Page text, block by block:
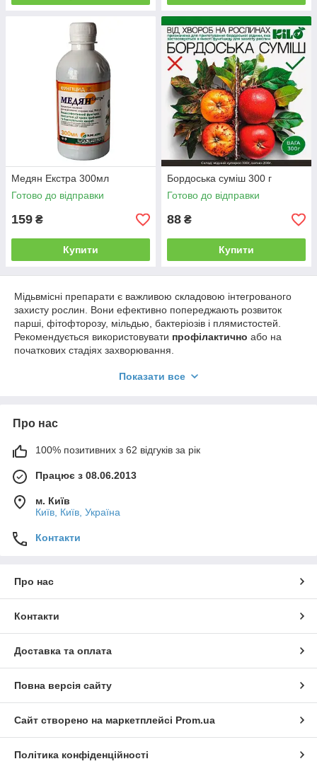
Медян Екстра 300мл
Готово до відправки
159 ₴
Купити
Бордоська суміш 300 г
Готово до відправки
88 ₴
Купити
Мідьвмісні препарати є важливою складовою інтегрованого
захисту рослин. Вони ефективно попереджають розвиток
парші, фітофторозу, мільдью, бактеріозів і плямистостей.
Рекомендується використовувати профілактично або на
початкових стадіях захворювання.
Київ, Львів, Харків, Дніпро, Одеса, Полтава та інші міста.
Показати все
Про нас
100% позитивних з 62 відгуків за рік
Працює з 08.06.2013
м. Київ
Київ, Київ, Україна
Контакти
Про нас
Контакти
Доставка та оплата
Повна версія сайту
Сайт створено на маркетплейсі Prom.ua
Політика конфіденційності